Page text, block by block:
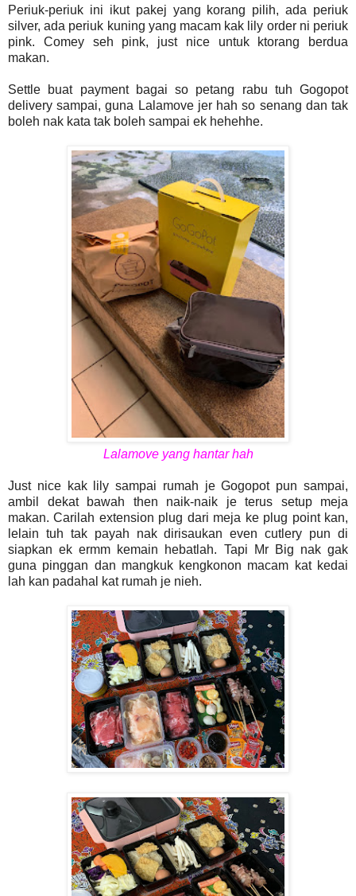
Periuk-periuk ini ikut pakej yang korang pilih, ada periuk
silver, ada periuk kuning yang macam kak lily order ni periuk
pink. Comey seh pink, just nice untuk ktorang berdua
makan.
Settle buat payment bagai so petang rabu tuh Gogopot
delivery sampai, guna Lalamove jer hah so senang dan tak
boleh nak kata tak boleh sampai ek hehehhe.
Lalamove yang hantar hah
Just nice kak lily sampai rumah je Gogopot pun sampai,
ambil dekat bawah then naik-naik je terus setup meja
makan. Carilah extension plug dari meja ke plug point kan,
lelain tuh tak payah nak dirisaukan even cutlery pun di
siapkan ek ermm kemain hebatlah. Tapi Mr Big nak gak
guna pinggan dan mangkuk kengkonon macam kat kedai
lah kan padahal kat rumah je nieh.